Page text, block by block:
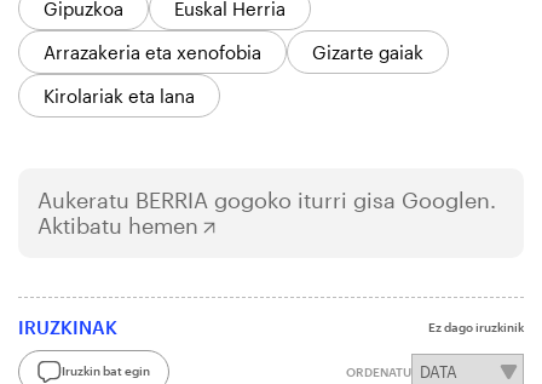
Gipuzkoa
Euskal Herria
Arrazakeria eta xenofobia
Gizarte gaiak
Kirolariak eta lana
Aukeratu BERRIA gogoko iturri gisa Googlen.
Aktibatu hemen
IRUZKINAK Ez dago iruzkinik
Iruzkin bat egin ORDENATU